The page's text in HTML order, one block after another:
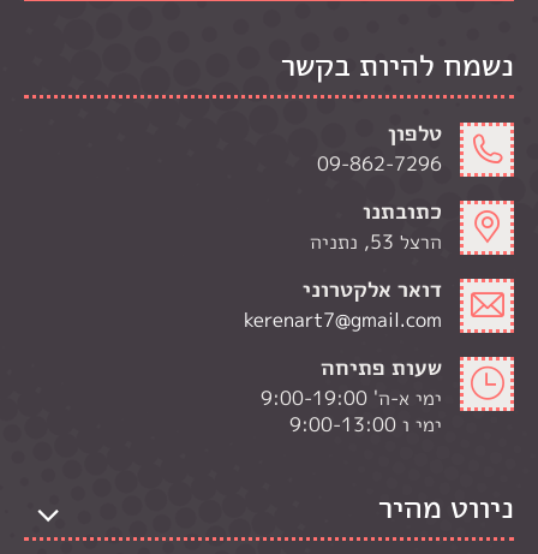
נשמח להיות בקשר
טלפון
09-862-7296
כתובתנו
הרצל 53, נתניה
דואר אלקטרוני
kerenart7@gmail.com
שעות פתיחה
ימי א-ה' 9:00-19:00
ימי ו 9:00-13:00
ניווט מהיר